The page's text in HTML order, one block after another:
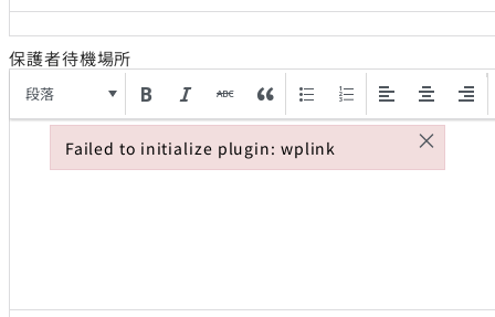
保護者待機場所
段落
Failed to initialize plugin: wplink ×
Failed to initialize plugin: wplink